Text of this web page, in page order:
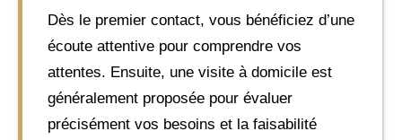
Dès le premier contact, vous bénéficiez d’une
écoute attentive pour comprendre vos
attentes. Ensuite, une visite à domicile est
généralement proposée pour évaluer
précisément vos besoins et la faisabilité